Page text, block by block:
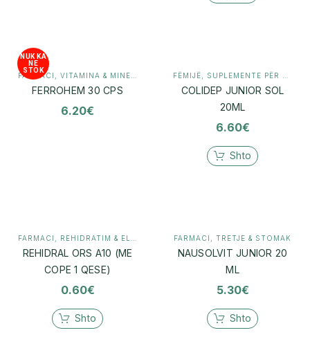
NUK KA
NE
STOK
FARMACI VITAMINA & MINERALE
FERROHEM 30 CPS
6.20€
FËMIJË SUPLEMENTE PËR FËMIJË
COLIDEP JUNIOR SOL
20ML
6.60€
Shto
FARMACI REHIDRATIM & ELEKTROLITE
REHIDRAL ORS A10 (ME
COPE 1 QESE)
0.60€
Shto
FARMACI TRETJE & STOMAK
NAUSOLVIT JUNIOR 20
ML
5.30€
Shto